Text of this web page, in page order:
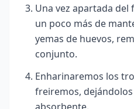
Una vez apartada
un poco más de
yemas de huevos,
conjunto.
Enharinaremos los
freiremos,